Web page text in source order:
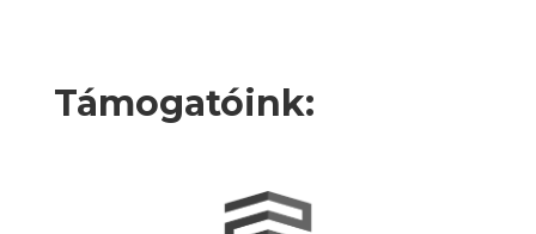
Támogatóink: